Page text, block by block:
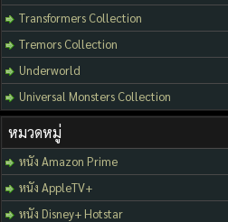
Transformers Collection
Tremors Collection
Underworld
Universal Monsters Collection
หมวดหมู่
หนัง Amazon Prime
หนัง AppleTV+
หนัง Disney+ Hotstar